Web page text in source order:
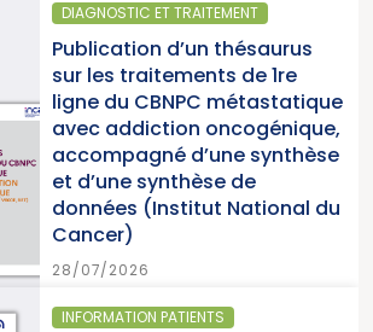
DIAGNOSTIC ET TRAITEMENT
Publication d’un thésaurus
sur les traitements de 1re
ligne du CBNPC métastatique
avec addiction oncogénique,
accompagné d’une synthèse
et d’une synthèse de
données (Institut National du
Cancer)
28/07/2026
INFORMATION PATIENTS